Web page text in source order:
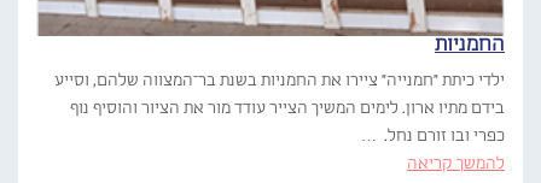
החמניות
ילדי כיתת "חמנייה" ציירו את החמניות בשנת בר־המצווה שלהם, וסייע
בידם מתיו ארון. לימים המשיך הצייר עודד מור את הציור והוסיף נוף
כפרי ובו זורם נחל. …
להמשך קריאה